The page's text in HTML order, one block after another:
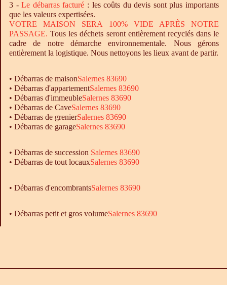
3 -Le débarrasfacturé : les coûts du devis sont plus importants
que les valeurs expertisées.
VOTRE MAISON SERA 100% VIDE APRÈS NOTRE
PASSAGE. Tous les déchets seront entièrement recyclés dans le
cadre de notre démarche environnementale. Nous gérons
entièrement la logistique. Nous nettoyons les lieux avant de partir.
• Débarras de maisonSalernes 83690
• Débarras d'appartementSalernes 83690
• Débarras d'immeubleSalernes 83690
• Débarras de CaveSalernes 83690
• Débarras de grenierSalernes 83690
• Débarras de garageSalernes 83690
• Débarras de succession Salernes 83690
• Débarras de tout locauxSalernes 83690
• Débarras d'encombrantsSalernes 83690
• Débarras petit et gros volumeSalernes 83690